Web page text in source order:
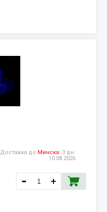
Доставка до Минска: 3 дн.
10.08.2026